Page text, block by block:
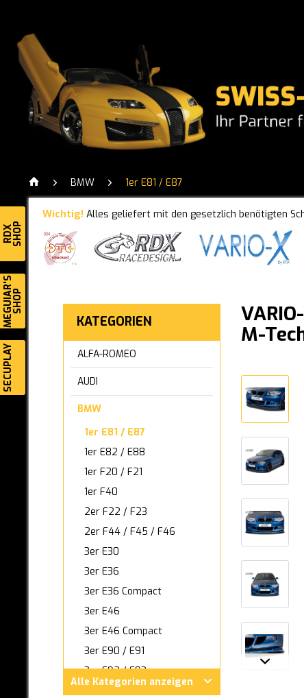
RDXSHOP
MEGUIAR'SSHOP
SECUPLAY
BMW 1er E81 / E87
Wichtig! Alles geliefert mit den gesetzlich benötigten
KATEGORIEN
ALFA-ROMEO
AUDI
BMW
1er E81 / E87
1er E82 / E88
1er F20 / F21
1er F40
2er F22 / F23
2er F44 / F45 / F46
3er E30
3er E36
3er E36 Compact
3er E46
3er E46 Compact
3er E90 / E91
3er E92 / E93
3er F30 / F31
Alle Kategorien anzeigen
M-